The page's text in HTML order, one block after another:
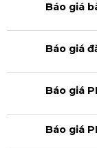
Báo giá
Báo giá
Báo giá
Báo giá